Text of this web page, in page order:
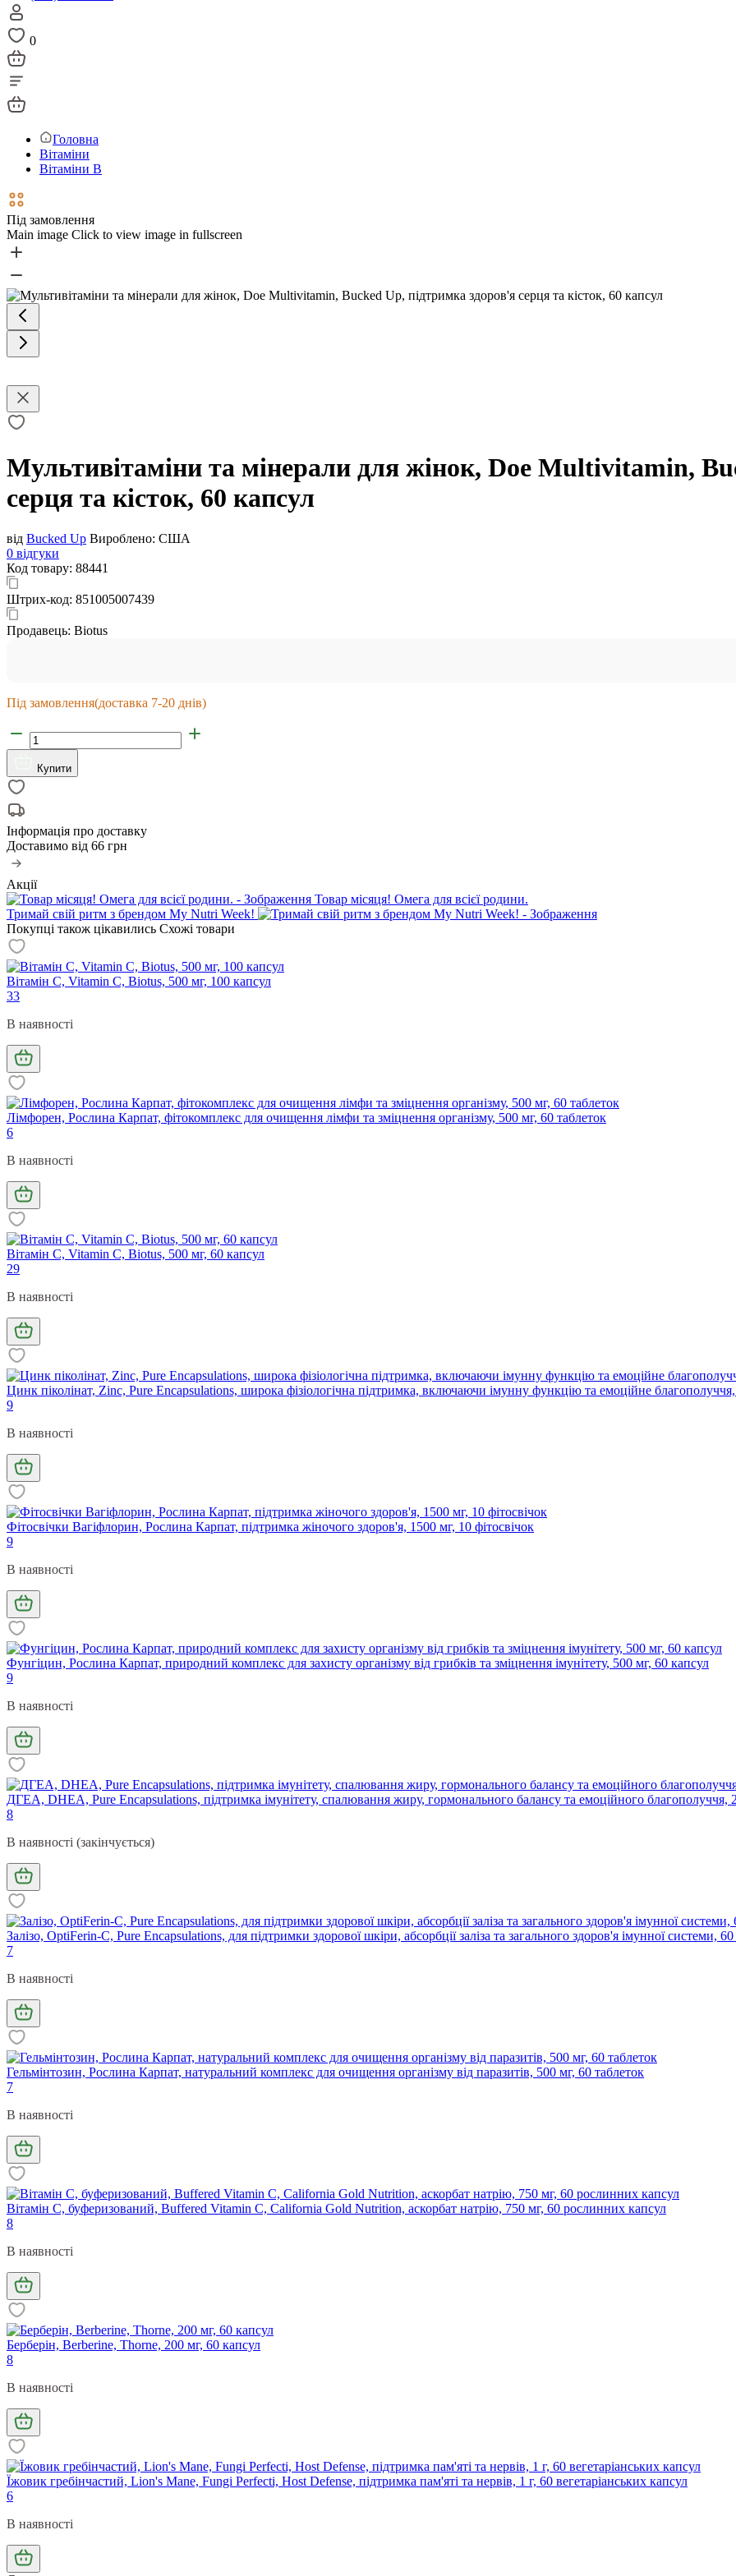
0
Головна
Вітаміни
Вітаміни В
Під замовлення
Main image Click to view image in fullscreen
Мультивітаміни та мінерали для жінок, Doe Multivitamin,
серця та кісток, 60 капсул
від Bucked Up Вироблено: США
0 відгуки
Код товару: 88441
Штрих-код: 851005007439
Продавець: Biotus
Під замовлення(доставка 7-20 днів)
Купити
Інформація про доставку
Доставимо від 66 грн
Акції
Товар місяця! Омега для всієї родини.
Тримай свій ритм з брендом My Nutri Week!
Покупці також цікавились Схожі товари
Вітамін С, Vitamin C, Biotus, 500 мг, 100 капсул
33
В наявності
Лімфорен, Рослина Карпат, фітокомплекс для очищення лімфи та зміцнення організму, 500 мг, 60 таблеток
6
В наявності
Вітамін С, Vitamin C, Biotus, 500 мг, 60 капсул
29
В наявності
Цинк піколінат, Zinc, Pure Encapsulations, широка фізіологічна підтримка, включаючи імунну функцію та емоційне
9
В наявності
Фітосвічки Вагіфлорин, Рослина Карпат, підтримка жіночого здоров'я, 1500 мг, 10 фітосвічок
9
В наявності
Фунгіцин, Рослина Карпат, природний комплекс для захисту організму від грибків та зміцнення імунітету, 500 мг, 60 капсул
9
В наявності
ДГЕА, DHEA, Pure Encapsulations, підтримка імунітету, спалювання жиру, гормонального балансу та емоційного благополуччя,
8
В наявності (закінчується)
Залізо, OptiFerin-C, Pure Encapsulations, для підтримки здорової шкіри, абсорбції заліза та загального здоров'я імунної системи,
7
В наявності
Гельмінтозин, Рослина Карпат, натуральний комплекс для очищення організму від паразитів, 500 мг, 60 таблеток
7
В наявності
Вітамін С, буферизований, Buffered Vitamin C, California Gold Nutrition, аскорбат натрію, 750 мг, 60 рослинних капсул
8
В наявності
Берберін, Berberine, Thorne, 200 мг, 60 капсул
8
В наявності
Їжовик гребінчастий, Lion's Mane, Fungi Perfecti, Host Defense, підтримка пам'яті та нервів, 1 г, 60 вегетаріанських капсул
6
В наявності